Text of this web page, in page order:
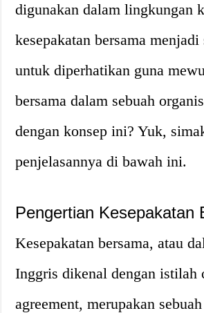
digunakan dalam lingkungan
kesepakatan bersama
untuk diperhatikan guna
bersama dalam sebuah
dengan konsep ini? Yuk,
penjelasannya di bawah ini.
Pengertian Kesepakatan
Kesepakatan bersama, atau
Inggris dikenal dengan istilah
agreement, merupakan